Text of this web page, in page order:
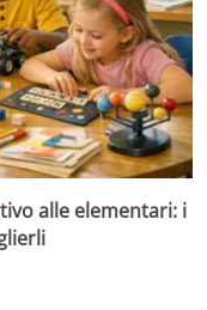
alle elementari: i